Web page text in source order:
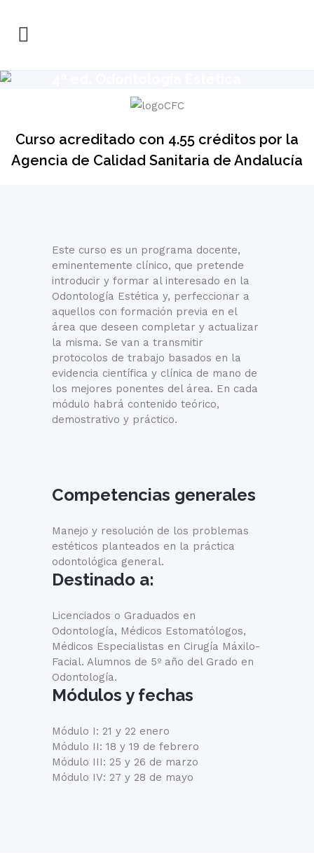
Curso acreditado con 4.55 créditos por la
Agencia de Calidad Sanitaria de Andalucía
Este curso es un programa docente,
eminentemente clínico, que pretende
introducir y formar al interesado en la
Odontología Estética y, perfeccionar a
aquellos con formación previa en el
área que deseen completar y actualizar
la misma. Se van a transmitir
protocolos de trabajo basados en la
evidencia científica y clínica de mano de
los mejores ponentes del área. En cada
módulo habrá contenido teórico,
demostrativo y práctico.
Competencias generales
Manejo y resolución de los problemas
estéticos planteados en la práctica
odontológica general.
Destinado a:
Licenciados o Graduados en
Odontología, Médicos Estomatólogos,
Médicos Especialistas en Cirugía Máxilo-
Facial. Alumnos de 5º año del Grado en
Odontología.
Módulos y fechas
Módulo I: 21 y 22 enero
Módulo II: 18 y 19 de febrero
Módulo III: 25 y 26 de marzo
Módulo IV: 27 y 28 de mayo